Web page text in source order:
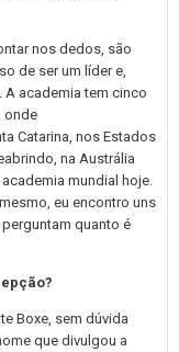
nos dedos, são
de ser um líder e,
academia tem cinco
onde
Catarina, nos Estados
na Austrália
mundial hoje.
eu encontro uns
quanto é
Boxe, sem dúvida
que divulgou a